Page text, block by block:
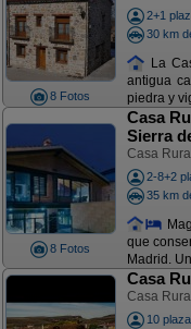
8 Fotos
2+1
30 km
La
antigua
piedra y
8 Fotos
Casa
Sierra
Casa
2-8+2
35 km
que
Madrid.
Casa
Casa
10